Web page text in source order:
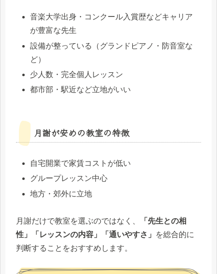
音楽大学出身・コンクール入賞歴などキャリア
が豊富な先生
設備が整っている（グランドピアノ・防音室な
ど）
少人数・完全個人レッスン
都市部・駅近など立地がいい
月謝が安めの教室の特徴
自宅開業で家賃コストが低い
グループレッスン中心
地方・郊外に立地
月謝だけで教室を選ぶのではなく、
「先生との相
性」「レッスンの内容」「通いやすさ」
を総合的に
判断することをおすすめします。